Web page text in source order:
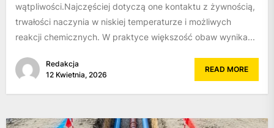
wątpliwości.Najczęściej dotyczą one kontaktu z żywnością,
trwałości naczynia w niskiej temperaturze i możliwych
reakcji chemicznych. W praktyce większość obaw wynika...
Redakcja
12 Kwietnia, 2026
READ MORE